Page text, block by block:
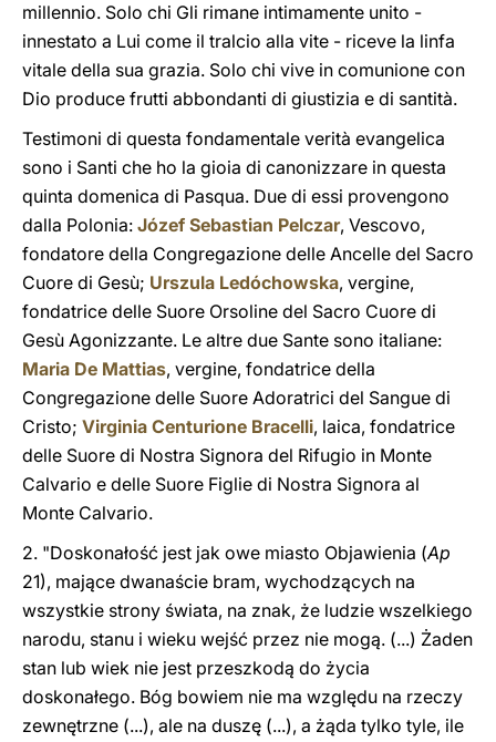
millennio. Solo chi Gli rimane intimamente unito -
innestato a Lui come il tralcio alla vite - riceve la linfa
vitale della sua grazia. Solo chi vive in comunione con
Dio produce frutti abbondanti di giustizia e di santità.
Testimoni di questa fondamentale verità evangelica
sono i Santi che ho la gioia di canonizzare in questa
quinta domenica di Pasqua. Due di essi provengono
dalla Polonia: Józef Sebastian Pelczar, Vescovo,
fondatore della Congregazione delle Ancelle del Sacro
Cuore di Gesù; Urszula Ledóchowska, vergine,
fondatrice delle Suore Orsoline del Sacro Cuore di
Gesù Agonizzante. Le altre due Sante sono italiane:
Maria De Mattias, vergine, fondatrice della
Congregazione delle Suore Adoratrici del Sangue di
Cristo; Virginia Centurione Bracelli, laica, fondatrice
delle Suore di Nostra Signora del Rifugio in Monte
Calvario e delle Suore Figlie di Nostra Signora al
Monte Calvario.
2. "Doskonałość jest jak owe miasto Objawienia (Ap
21), mające dwanaście bram, wychodzących na
wszystkie strony świata, na znak, że ludzie wszelkiego
narodu, stanu i wieku wejść przez nie mogą. (...) Żaden
stan lub wiek nie jest przeszkodą do życia
doskonałego. Bóg bowiem nie ma względu na rzeczy
zewnętrzne (...), ale na duszę (...), a żąda tylko tyle, ile